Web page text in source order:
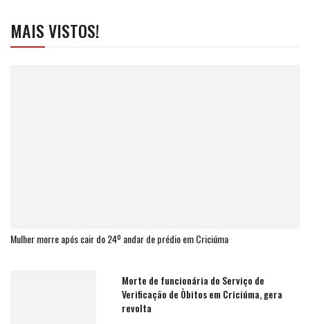
MAIS VISTOS!
Mulher morre após cair do 24º andar de prédio em Criciúma
Morte de funcionária do Serviço de
Verificação de Òbitos em Criciúma, gera
revolta